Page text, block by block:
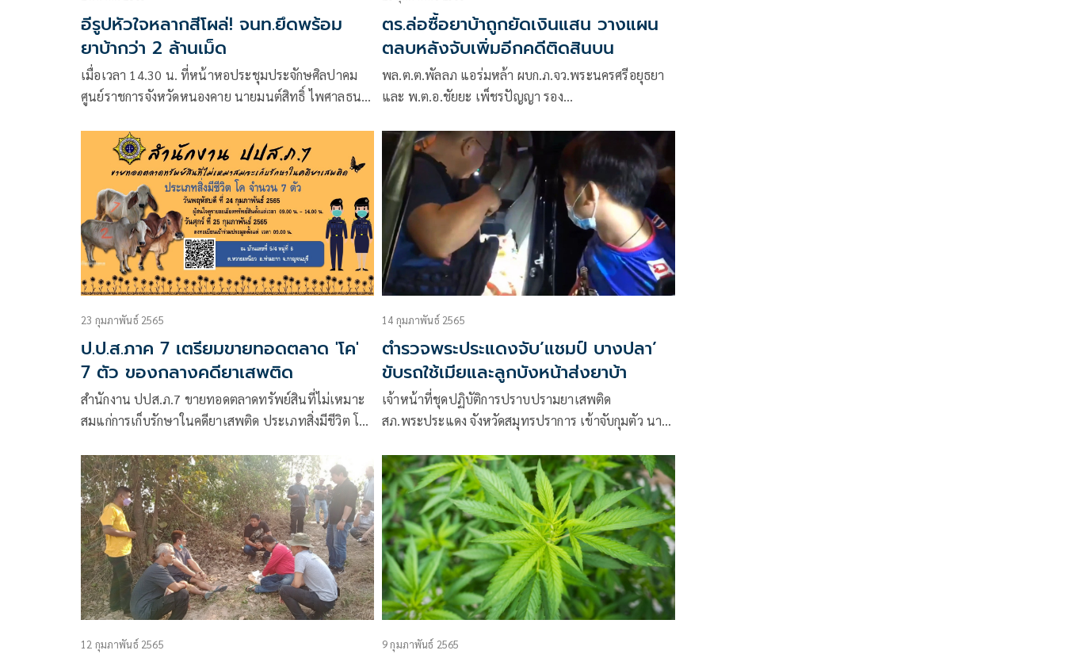
อีรูปหัวใจหลากสีโผล่! จนท.ยึดพร้อม
ยาบ้ากว่า 2 ล้านเม็ด
เมื่อเวลา 14.30 น. ที่หน้าหอประชุมประจักษศิลปาคม
ศูนย์ราชการจังหวัดหนองคาย นายมนต์สิทธิ์ ไพศาลธน
ตร.ล่อซื้อยาบ้าถูกยัดเงินแสน วางแผน
ตลบหลังจับเพิ่มอีกคดีติดสินบน
พล.ต.ต.พัลลภ แอร่มหล้า ผบก.ภ.จว.พระนครศรีอยุธยา
และ พ.ต.อ.ชัยยะ เพ็ชรปัญญา รอง
ทั้งจังหวัดออกระดมกวาดล้างยาเสพติดอย่างจริงจัง
23 กุมภาพันธ์ 2565
ป.ป.ส.ภาค 7 เตรียมขายทอดตลาด 'โค'
7 ตัว ของกลางคดียาเสพติด
สำนักงาน ปปส.ภ.7 ขายทอดตลาดทรัพย์สินที่ไม่เหมาะ
สมแก่การเก็บรักษาในคดียาเสพติด ประเภทสิ่งมีชีวิต โค
14 กุมภาพันธ์ 2565
ตำรวจพระประแดงจับ’แชมป์ บางปลา’
ขับรถใช้เมียและลูกบังหน้าส่งยาบ้า
เจ้าหน้าที่ชุดปฏิบัติการปราบปรามยาเสพติด
สภ.พระประแดง จังหวัดสมุทรปราการ เข้าจับกุมตัว นาย
12 กุมภาพันธ์ 2565 9 กุมภาพันธ์ 2565